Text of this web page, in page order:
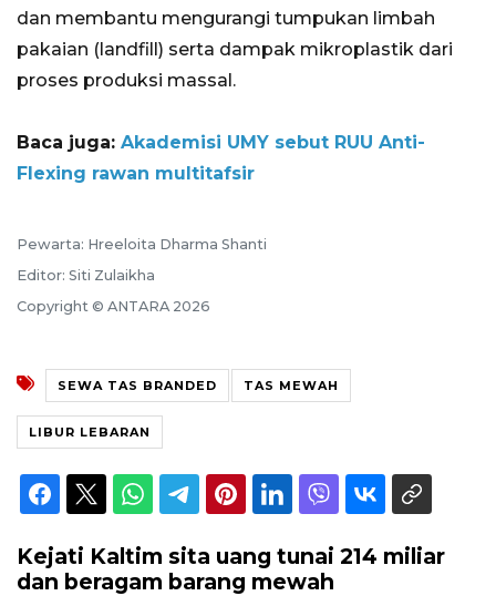
dan membantu mengurangi tumpukan limbah
pakaian (landfill) serta dampak mikroplastik dari
proses produksi massal.
Baca juga: Akademisi UMY sebut RUU Anti-
Flexing rawan multitafsir
Pewarta: Hreeloita Dharma Shanti
Editor: Siti Zulaikha
Copyright © ANTARA 2026
SEWA TAS BRANDED TAS MEWAH
LIBUR LEBARAN
Kejati Kaltim sita uang tunai 214 miliar
dan beragam barang mewah